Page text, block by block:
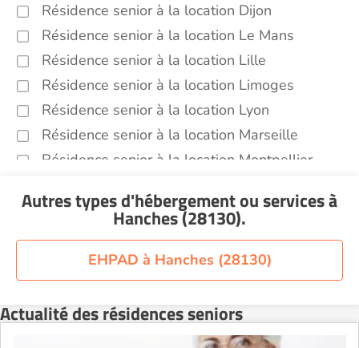
Résidence senior à la location Dijon
Résidence senior à la location Le Mans
Résidence senior à la location Lille
Résidence senior à la location Limoges
Résidence senior à la location Lyon
Résidence senior à la location Marseille
Résidence senior à la location Montpellier
Résidence senior à la location Nantes
Résidence senior à la location Orléans
Résidence senior à la location Perpignan
Résidence senior à la location Reims
Résidence senior à la location Rennes
Autres types d'hébergement ou servicesà
Hanches (28130).
EHPAD à Hanches (28130)
Actualité des résidences seniors